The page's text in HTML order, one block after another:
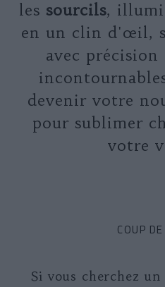
les sourcils,
en un clin d'œil,
avec précision
devenir votre
pour sublimer
votre
COUP
Si vous cherchez un